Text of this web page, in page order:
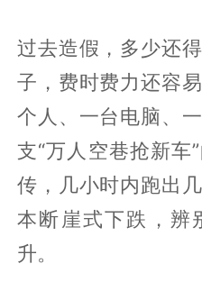
过去造假，多少还
子，费时费力还容
个人、一台电脑、
支“万人空巷抢新车
传，几小时内跑出
本断崖式下跌，辨
升。